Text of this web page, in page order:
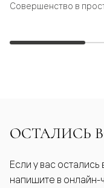
Совершенство в
ОСТАЛИСЬ
Если у вас
напишите в онлайн-